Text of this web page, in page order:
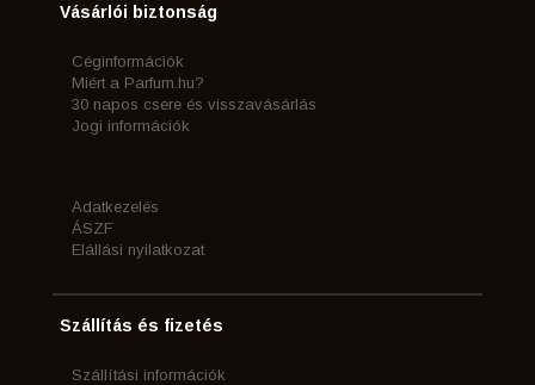
Vásárlói biztonság
Céginformációk
Miért a Parfum.hu?
30 napos csere és visszavásárlás
Jogi információk
Adatkezelés
ÁSZF
Elállási nyilatkozat
Szállítás és fizetés
Szállítási információk